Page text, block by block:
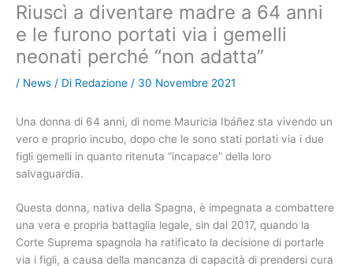
Riuscì a diventare madre a 64 anni
e le furono portati via i gemelli
neonati perché “non adatta”
/ News / Di Redazione / 30 Novembre 2021
Una donna di 64 anni, di nome Mauricia Ibáñez sta vivendo un
vero e proprio incubo, dopo che le sono stati portati via i due
figli gemelli in quanto ritenuta “incapace” della loro
salvaguardia.
Questa donna, nativa della Spagna, è impegnata a combattere
una vera e propria battaglia legale, sin dal 2017, quando la
Corte Suprema spagnola ha ratificato la decisione di portarle
via i figli, a causa della mancanza di capacità di prendersi cura